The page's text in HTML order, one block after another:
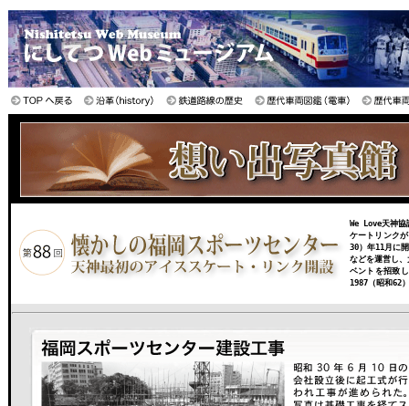
We Love天神
ケートリンク
30）年11月に
などを運営し
ベントを招致
1987（昭和62